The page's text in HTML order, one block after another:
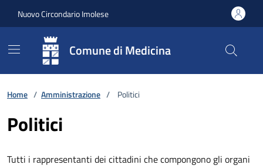
Nuovo Circondario Imolese
Comune di Medicina
Home / Amministrazione / Politici
Politici
Tutti i rappresentanti dei cittadini che compongono gli organi